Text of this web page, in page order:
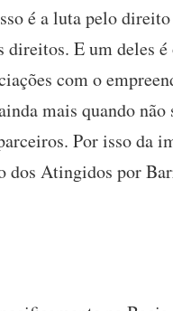
é a luta pelo
E um deles
com o
mais quando
Por isso da
Atingidos por